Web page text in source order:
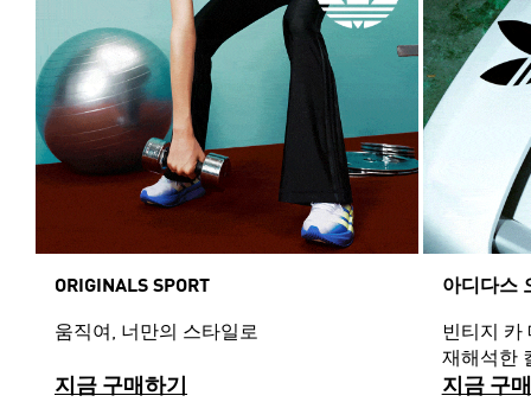
ORIGINALS SPORT
움직여, 너만의 스타일로
지금 구매하기
아디다스
빈티지 카
재해석한
지금 구